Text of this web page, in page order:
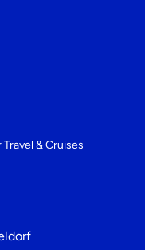
Travel & Cruises